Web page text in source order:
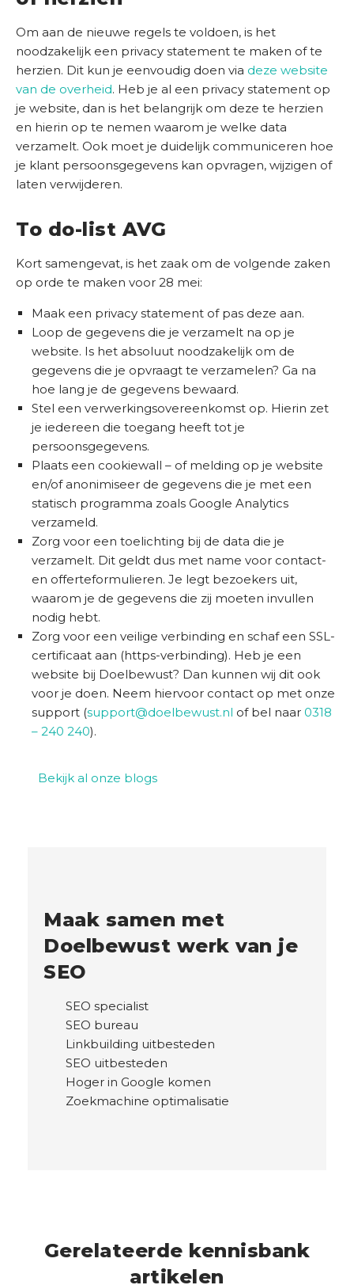
Om aan de nieuwe regels te voldoen, is het
noodzakelijk een privacy statement te maken of te
herzien. Dit kun je eenvoudig doen via deze website
van de overheid. Heb je al een privacy statement op
je website, dan is het belangrijk om deze te herzien
en hierin op te nemen waarom je welke data
verzamelt. Ook moet je duidelijk communiceren hoe
je klant persoonsgegevens kan opvragen, wijzigen of
laten verwijderen.
To do-list AVG
Kort samengevat, is het zaak om de volgende zaken
op orde te maken voor 28 mei:
Maak een privacy statement of pas deze aan.
Loop de gegevens die je verzamelt na op je
website. Is het absoluut noodzakelijk om de
gegevens die je opvraagt te verzamelen? Ga na
hoe lang je de gegevens bewaard.
Stel een verwerkingsovereenkomst op. Hierin zet
je iedereen die toegang heeft tot je
persoonsgegevens.
Plaats een cookiewall – of melding op je website
en/of anonimiseer de gegevens die je met een
statisch programma zoals Google Analytics
verzameld.
Zorg voor een toelichting bij de data die je
verzamelt. Dit geldt dus met name voor contact-
en offerteformulieren. Je legt bezoekers uit,
waarom je de gegevens die zij moeten invullen
nodig hebt.
Zorg voor een veilige verbinding en schaf een SSL-
certificaat aan (https-verbinding). Heb je een
website bij Doelbewust? Dan kunnen wij dit ook
voor je doen. Neem hiervoor contact op met onze
support (support@doelbewust.nl of bel naar 0318
– 240 240).
Gerelateerde kennisbank
artikelen
Maak samen met
Doelbewust werk van je
SEO
SEO specialist
SEO bureau
Linkbuilding uitbesteden
SEO uitbesteden
Hoger in Google komen
Zoekmachine optimalisatie
Bekijk al onze blogs